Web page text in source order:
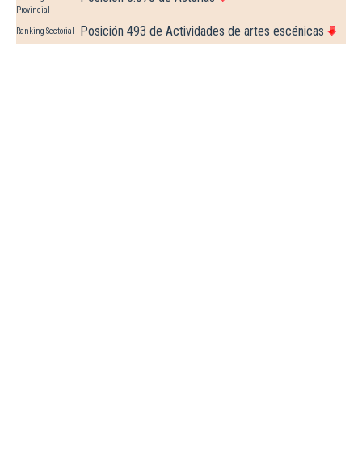
Provincial
Ranking Sectorial Posición 493 de Actividades de artes escénicas